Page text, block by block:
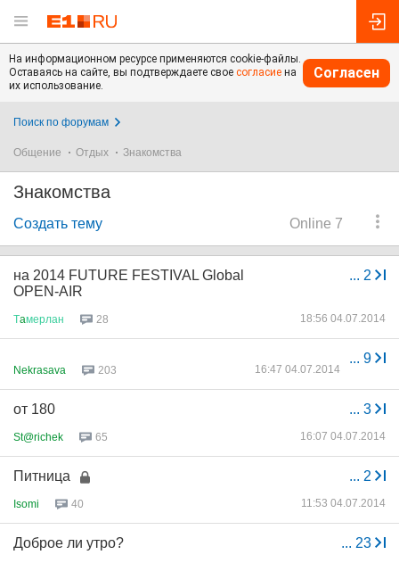
На информационном ресурсе применяются cookie-файлы.
Оставаясь на сайте, вы подтверждаете свое согласие на
их использование.
Согласен
Поиск по форумам
Общение Отдых Знакомства
Знакомства
Online 7
Создать тему
... 2
на 2014 FUTURE FESTIVAL Global
OPEN-AIR
Тaмерлан 28 18:56 04.07.2014
... 9
Nekrasava 203 16:47 04.07.2014
... 3
от 180
St@richek 65 16:07 04.07.2014
... 2
Питница
Isomi 40 11:53 04.07.2014
... 23
Доброе ли утро?